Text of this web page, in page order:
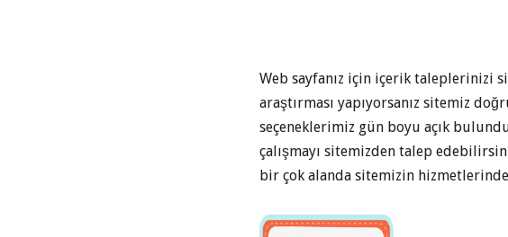
Web sayfanız için içerik taleplerinizi
araştırması yapıyorsanız sitemiz
seçeneklerimiz gün boyu açık
çalışmayı sitemizden talep
bir çok alanda sitemizin